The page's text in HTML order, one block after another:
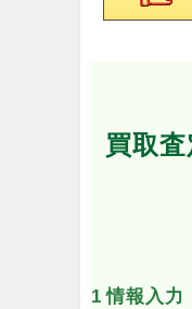
買取
1 情報入力